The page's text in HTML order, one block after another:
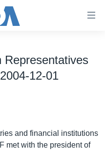
Representatives
12-01
and financial institutions
met with the president of